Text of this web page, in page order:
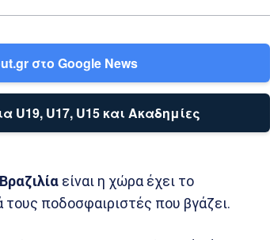
στο Google News
U19, U17, U15 και Ακαδημίες
Βραζιλία είναι η χώρα έχει το
ποδοσφαιριστές που βγάζει.